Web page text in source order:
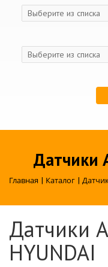
Датчики
Главная | Каталог |
Датчики
HYUNDAI